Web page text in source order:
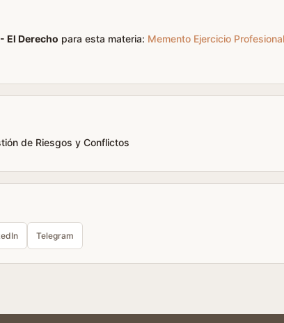
El Derecho para esta materia: Memento Ejercicio
de Riesgos y Conflictos
Telegram